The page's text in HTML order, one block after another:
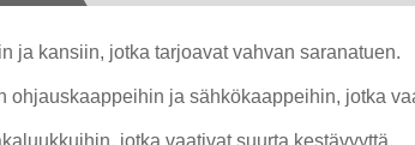
ja kansiin, jotka tarjoavat vahvan saranatuen.
ja sähkökaappeihin, jotka
jotka vaativat suurta kestävyyttä.